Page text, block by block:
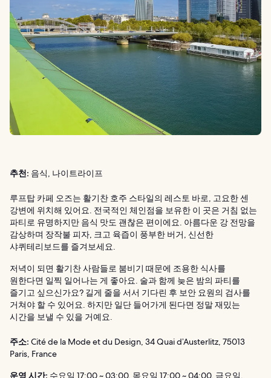
추천: 음식, 나이트라이프
루프탑 카페 오즈는 활기찬 호주 스타일의 레스토 바로, 고요한 센
강변에 위치해 있어요. 전국적인 체인점을 보유한 이 곳은 거침 없는
파티로 유명하지만 음식 맛도 괜찮은 편이에요. 아름다운 강 전망을
감상하며 장작불 피자, 크고 육즙이 풍부한 버거, 신선한
샤퀴테리보드를 즐겨보세요.
저녁이 되면 활기찬 사람들로 붐비기 때문에 조용한 식사를
원한다면 일찍 일어나는 게 좋아요. 술과 함께 늦은 밤의 파티를
즐기고 싶으신가요? 길게 줄을 서서 기다린 후 보안 요원의 검사를
거쳐야 할 수 있어요. 하지만 일단 들어가게 된다면 정말 재밌는
시간을 보낼 수 있을 거예요.
주소: Cité de la Mode et du Design, 34 Quai d’Austerlitz, 75013
Paris, France
운영 시간: 수요일 17:00 ~ 03:00, 목요일 17:00 ~ 04:00, 금요일,